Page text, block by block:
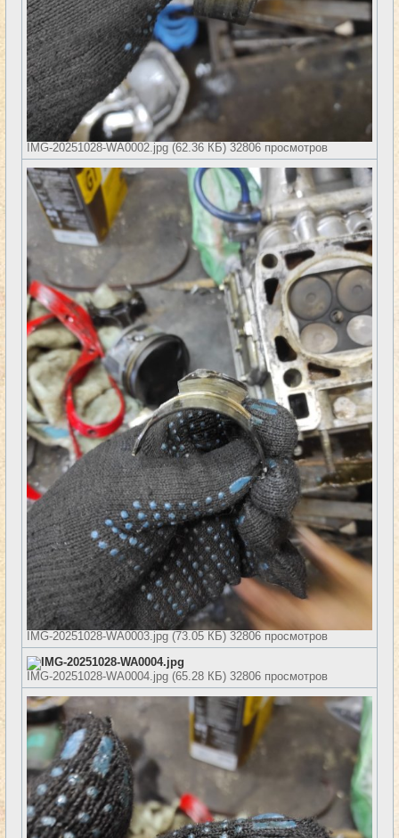
IMG-20251028-WA0002.jpg (62.36 КБ) 32806 просмотров
IMG-20251028-WA0003.jpg (73.05 КБ) 32806 просмотров
IMG-20251028-WA0004.jpg (65.28 КБ) 32806 просмотров